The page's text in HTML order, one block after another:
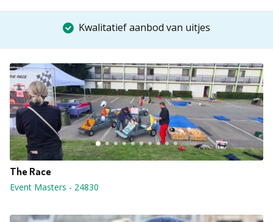
Kwalitatief aanbod van uitjes
The Race
Event Masters - 24830